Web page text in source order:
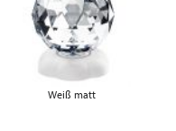
Weiß matt